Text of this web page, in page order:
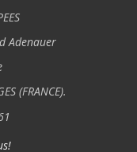
(FRANCE).